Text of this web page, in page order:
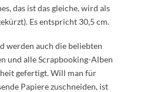
das ist das gleiche, wird als
Es entspricht 30,5 cm.
werden auch die beliebten
und alle Scrapbooking-Alben
gefertigt. Will man für
Papiere zuschneiden, ist